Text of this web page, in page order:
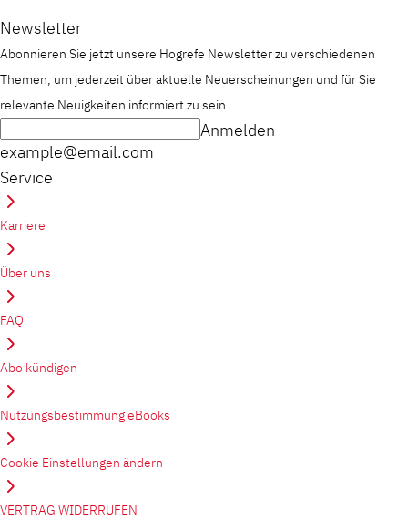
Newsletter
Abonnieren Sie jetzt unsere Hogrefe Newsletter zu verschiedenen
Themen, um jederzeit über aktuelle Neuerscheinungen und für Sie
relevante Neuigkeiten informiert zu sein.
example@email.com
Anmelden
Service
Karriere
Über uns
FAQ
Abo kündigen
Nutzungsbestimmung eBooks
Cookie Einstellungen ändern
VERTRAG WIDERRUFEN